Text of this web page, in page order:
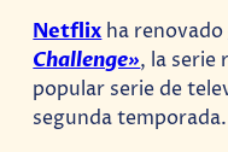
Netflix ha renovado
Challenge», la serie
popular serie de
segunda temporada.